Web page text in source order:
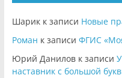
Шарикк записи Новые
Роман к записи ФГИС
Юрий Даниловк записи
наставник с большой